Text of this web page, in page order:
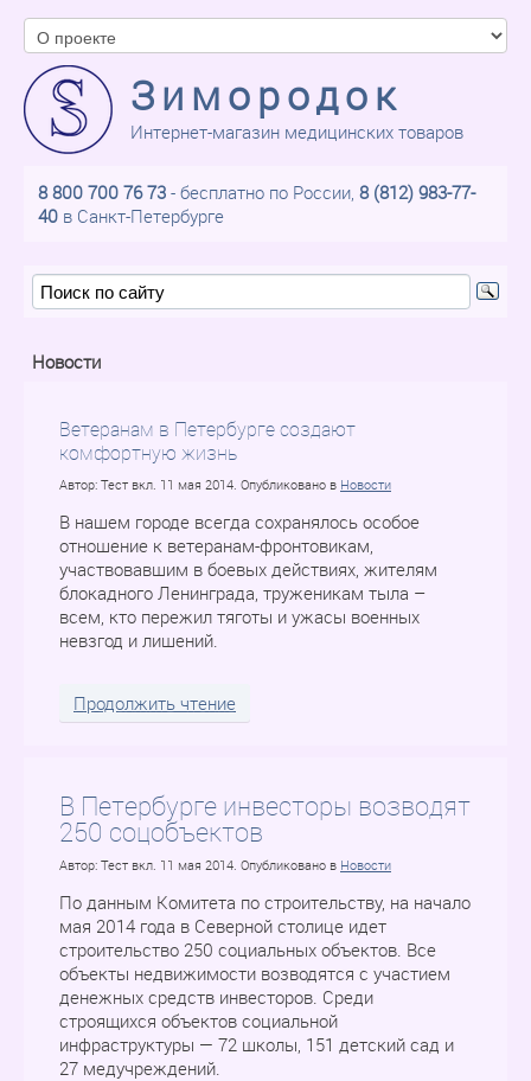
Зимородок
Интернет-магазин медицинских товаров
8 800 700 76 73 - бесплатно по России, 8 (812) 983-77-
40 в Санкт-Петербурге
Новости
Ветеранам в Петербурге создают
комфортную жизнь
Автор: Тест вкл. 11 мая 2014. Опубликовано в Новости
В нашем городе всегда сохранялось особое
отношение к ветеранам-фронтовикам,
участвовавшим в боевых действиях, жителям
блокадного Ленинграда, труженикам тыла –
всем, кто пережил тяготы и ужасы военных
невзгод и лишений.
Продолжить чтение
В Петербурге инвесторы возводят
250 соцобъектов
Автор: Тест вкл. 11 мая 2014. Опубликовано в Новости
По данным Комитета по строительству, на начало
мая 2014 года в Северной столице идет
строительство 250 социальных объектов. Все
объекты недвижимости возводятся с участием
денежных средств инвесторов. Среди
строящихся объектов социальной
инфраструктуры — 72 школы, 151 детский сад и
27 медучреждений.